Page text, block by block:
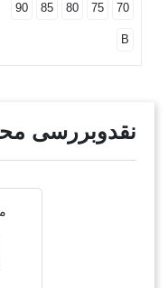
70
75
80
85
90
B
نقدوبررسی